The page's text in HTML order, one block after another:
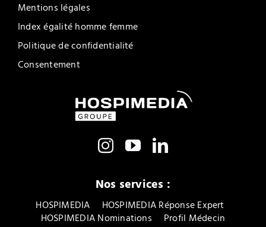
Mentions légales
Index égalité homme femme
Politique de confidentialité
Consentement
Nos services :
HOSPIMEDIA
HOSPIMEDIA Réponse Expert
HOSPIMEDIA Nominations
Profil Médecin